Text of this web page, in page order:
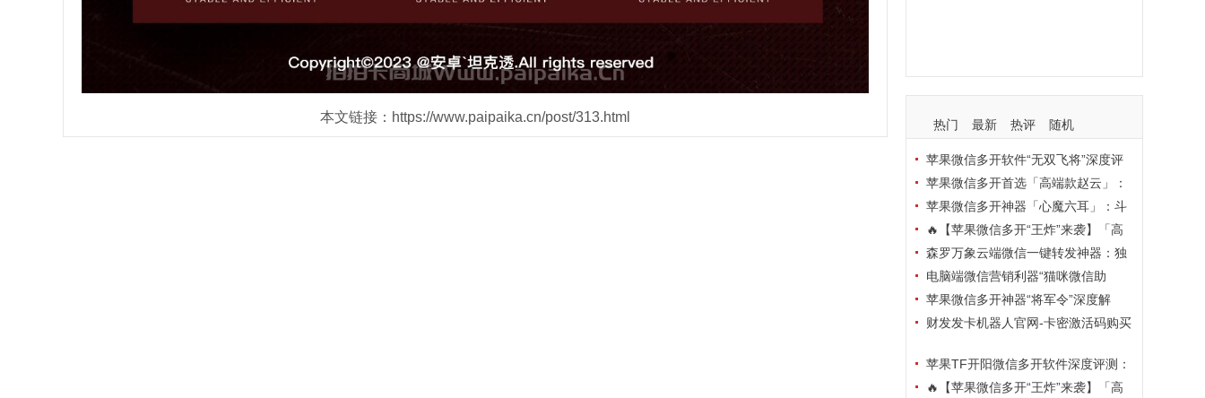
本文链接：https://www.paipaika.cn/post/313.html
热门 最新 热评 随机
苹果微信多开软件“无双飞将”深度评
测：TF正式码+7天退换，拍拍卡激活
码商城正品保障
苹果微信多开首选「高端款赵云」：
TF正式码+斗战神8073包，7天退换认
准拍拍卡激活码商城
苹果微信多开神器「心魔六耳」：斗
战神8073包+7天退换，认准拍拍卡激
活码商城
🔥【苹果微信多开“王炸”来袭】「高
端地狱火」—— TF正式码+斗战神807
3包，7天退换，安全防封，多开自由触
手可及！
森罗万象云端微信一键转发神器：独
家源码·安全防封·月卡季卡半年卡年卡
授权，7天无理由退换！
电脑端微信营销利器“猫咪微信助
手”深度评测：7大模块功能全解析，多
卡种授权灵活选
苹果微信多开神器“将军令”深度解
析：8073版本包+TF外侧码，微商营销
财发发卡机器人官网-卡密激活码购买
换苹果TF开阳微信多开软件深度评测：
凡尔赛8069包功能全解析，TestFlight
🔥【苹果微信多开“王炸”来袭】「高